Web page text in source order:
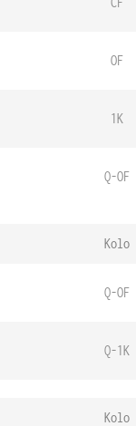
OF
1K
Q-OF
Kolo
Q-OF
Q-1K
Kolo